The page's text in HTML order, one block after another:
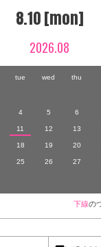
8.10 [mon]
2026.08
tue wed thu
4 5 6
11 12 13
18 19 20
25 26 27
下線の